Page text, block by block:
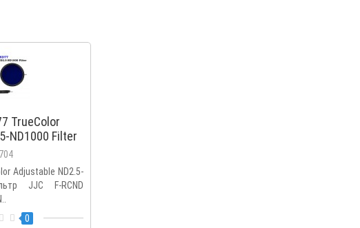
TrueColor
ND1000 Filter
Adjustable ND2.5-
JJC F-RCND
0